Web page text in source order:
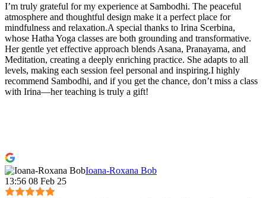
I’m truly grateful for my experience at Sambodhi. The peaceful
atmosphere and thoughtful design make it a perfect place for
mindfulness and relaxation.A special thanks to Irina Scerbina,
whose Hatha Yoga classes are both grounding and transformative.
Her gentle yet effective approach blends Asana, Pranayama, and
Meditation, creating a deeply enriching practice. She adapts to all
levels, making each session feel personal and inspiring.I highly
recommend Sambodhi, and if you get the chance, don’t miss a class
with Irina—her teaching is truly a gift!
Ioana-Roxana Bob
13:56 08 Feb 25